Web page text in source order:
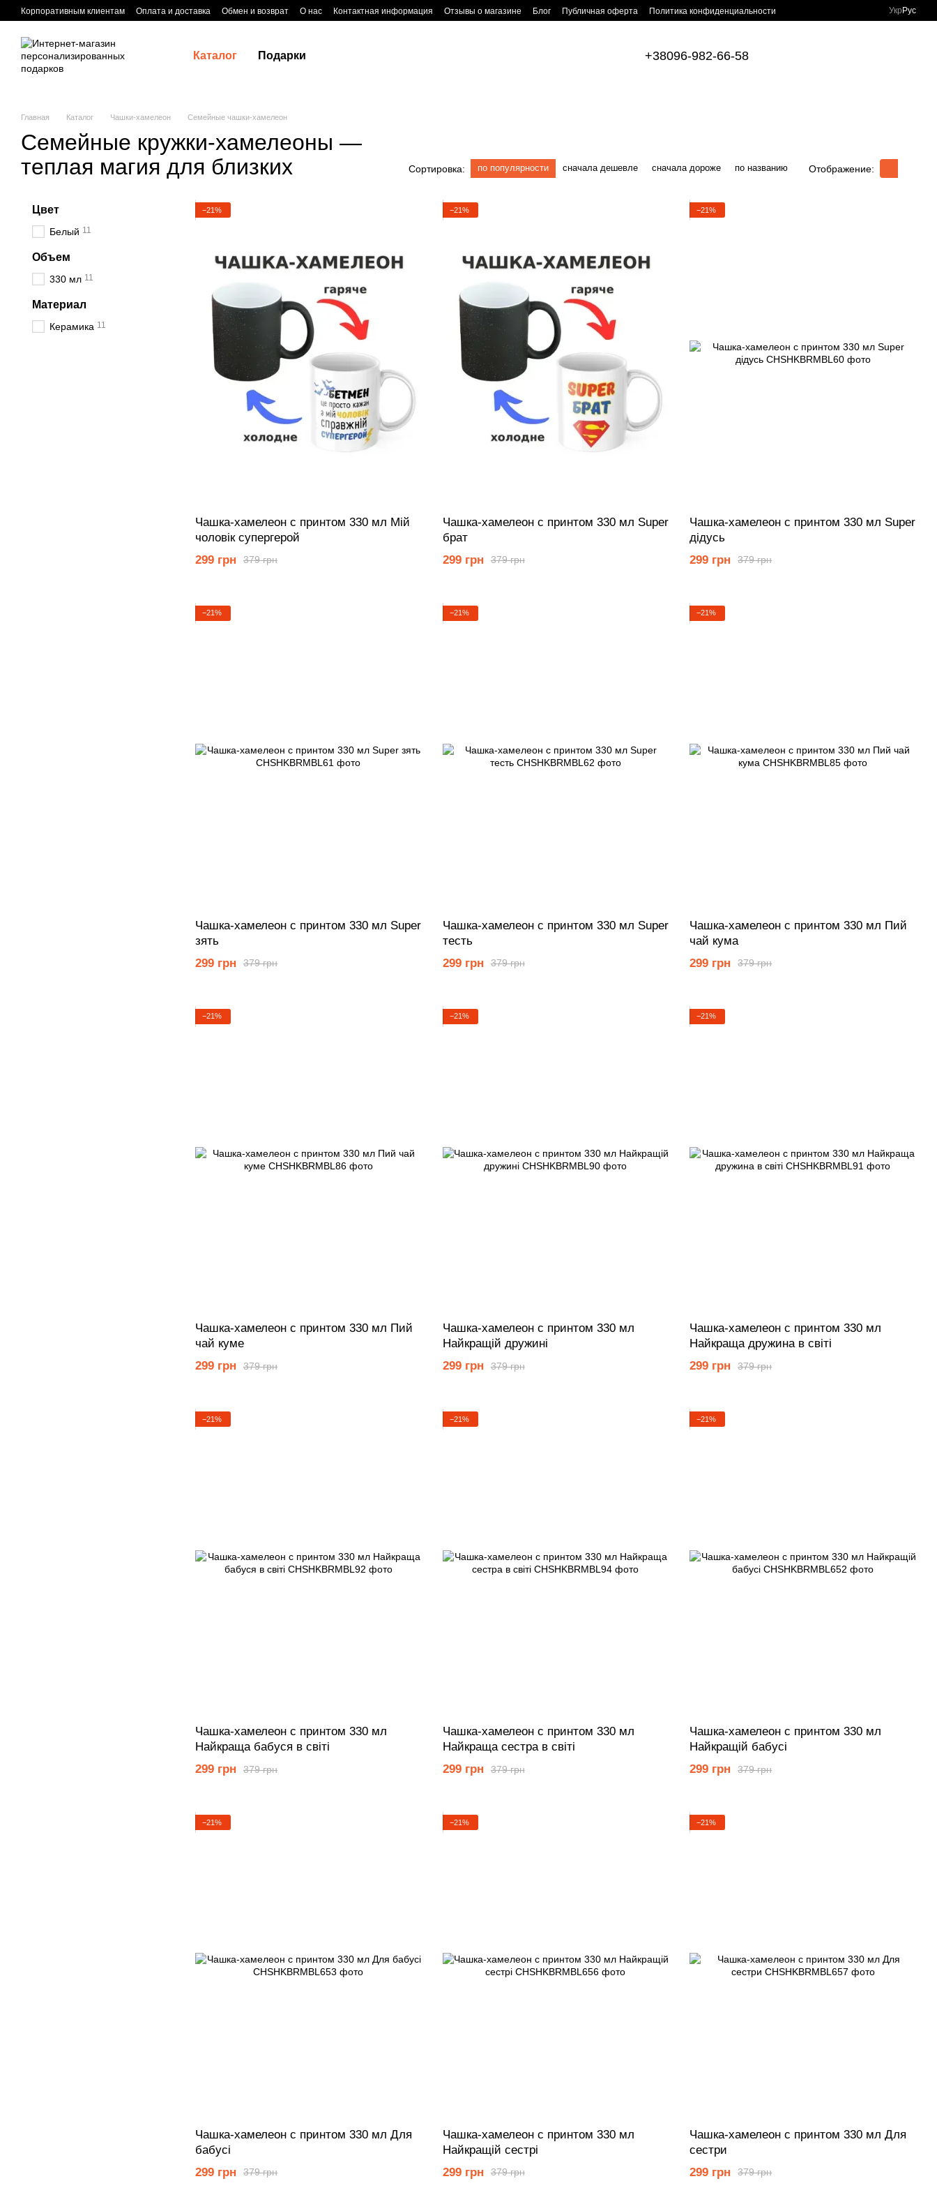
Перейти к основному контенту
Корпоративным клиентам Оплата и доставка Обмен и возврат О нас Контактная информация Отзывы о магазине Блог Публичная оферта Политика конфиденциальности Укр Рус
Каталог Подарки +38096-982-66-58
Главная Каталог Чашки-хамелеон Семейные чашки-хамелеон
Семейные кружки-хамелеоны —
теплая магия для близких
Сортировка: по популярности сначала дешевле сначала дороже по названию Отображение:
−21%
Чашка-хамелеон с принтом 330 мл Мій
чоловік супергерой
379 грн
299 грн
−21%
Чашка-хамелеон с принтом 330 мл Super
брат
379 грн
299 грн
−21%
Чашка-хамелеон с принтом 330 мл Super
дідусь
379 грн
299 грн
−21%
Чашка-хамелеон с принтом 330 мл Super
зять
379 грн
299 грн
−21%
Чашка-хамелеон с принтом 330 мл Super
тесть
379 грн
299 грн
−21%
Чашка-хамелеон с принтом 330 мл Пий
чай кума
379 грн
299 грн
−21%
Чашка-хамелеон с принтом 330 мл Пий
чай куме
379 грн
299 грн
−21%
Чашка-хамелеон с принтом 330 мл
Найкращій дружині
379 грн
299 грн
−21%
Чашка-хамелеон с принтом 330 мл
Найкраща дружина в світі
379 грн
299 грн
−21%
Чашка-хамелеон с принтом 330 мл
Найкраща бабуся в світі
379 грн
299 грн
−21%
Чашка-хамелеон с принтом 330 мл
Найкраща сестра в світі
379 грн
299 грн
−21%
Чашка-хамелеон с принтом 330 мл
Найкращій бабусі
379 грн
299 грн
−21%
Чашка-хамелеон с принтом 330 мл Для
бабусі
379 грн
299 грн
−21%
Чашка-хамелеон с принтом 330 мл
Найкращій сестрі
379 грн
299 грн
−21%
Чашка-хамелеон с принтом 330 мл Для
сестри
379 грн
299 грн
Цвет
Белый 11
Объем
330 мл 11
Материал
Керамика 11